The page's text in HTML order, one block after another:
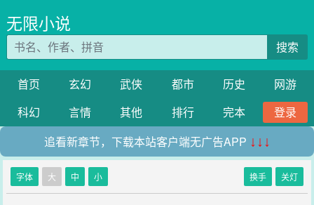
无限小说
搜索
首页 玄幻 武侠 都市 历史
网游
科幻
言情 其他 排行 完本
登录
追看新章节，下载本站客户端无广告APP ↓↓↓
字体 大 中 小 换手 关灯